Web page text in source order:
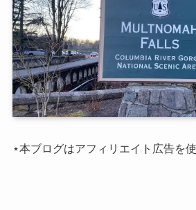
⋆本ブログはアフィリエイト広告を